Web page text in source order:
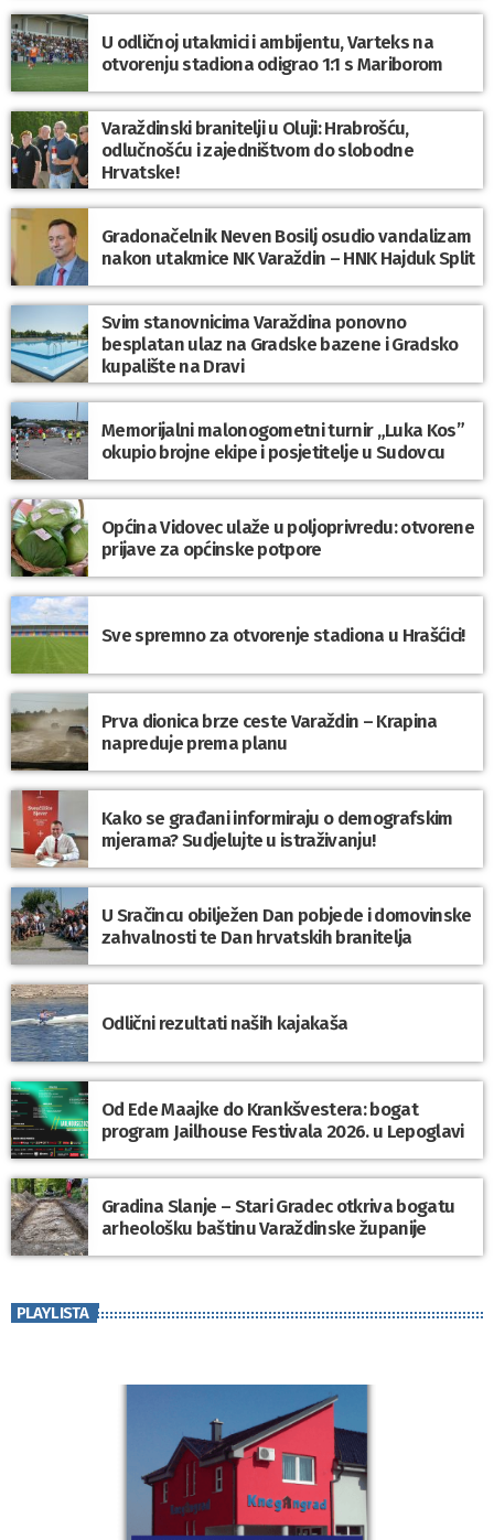
U odličnoj utakmici i ambijentu, Varteks na
otvorenju stadiona odigrao 1:1 s Mariborom
Varaždinski branitelji u Oluji: Hrabrošću,
odlučnošću i zajedništvom do slobodne
Hrvatske!
Gradonačelnik Neven Bosilj osudio vandalizam
nakon utakmice NK Varaždin – HNK Hajduk Split
Svim stanovnicima Varaždina ponovno
besplatan ulaz na Gradske bazene i Gradsko
kupalište na Dravi
Memorijalni malonogometni turnir „Luka Kos”
okupio brojne ekipe i posjetitelje u Sudovcu
Općina Vidovec ulaže u poljoprivredu: otvorene
prijave za općinske potpore
Sve spremno za otvorenje stadiona u Hrašćici!
Prva dionica brze ceste Varaždin – Krapina
napreduje prema planu
Kako se građani informiraju o demografskim
mjerama? Sudjelujte u istraživanju!
U Sračincu obilježen Dan pobjede i domovinske
zahvalnosti te Dan hrvatskih branitelja
Odlični rezultati naših kajakaša
Od Ede Maajke do Krankšvestera: bogat
program Jailhouse Festivala 2026. u Lepoglavi
Gradina Slanje – Stari Gradec otkriva bogatu
arheološku baštinu Varaždinske županije
PLAYLISTA